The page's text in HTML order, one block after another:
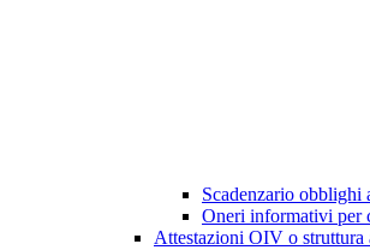
Scadenzario obblighi
Oneri informativi per
Attestazioni OIV o struttura